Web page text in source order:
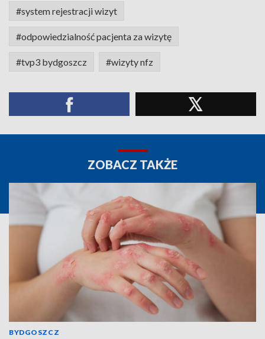
#system rejestracji wizyt
#odpowiedzialność pacjenta za wizytę
#tvp3 bydgoszcz #wizyty nfz
ZOBACZ TAKŻE
BYDGOSZCZ